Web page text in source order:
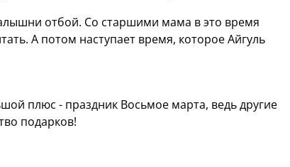
отбой. Со старшими мама в это время
А потом наступает время, которое Айгуль
плюс - праздник Восьмое марта, ведь другие
подарков!